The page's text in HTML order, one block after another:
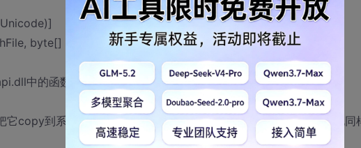
byte[] lpBuffer, int lpOverlapped, out int laji, int gouride);
中的函数。
copy到系统目录下，并把它放在.exe文件夹下。都不行，还是出现同